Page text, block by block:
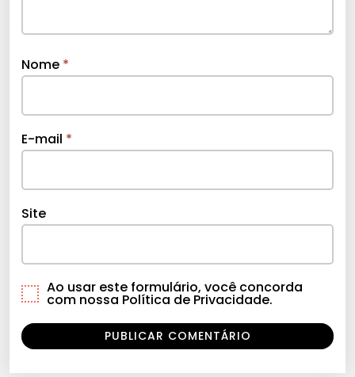
Nome *
E-mail *
Site
Ao usar este formulário, você concorda
com nossa Política de Privacidade.